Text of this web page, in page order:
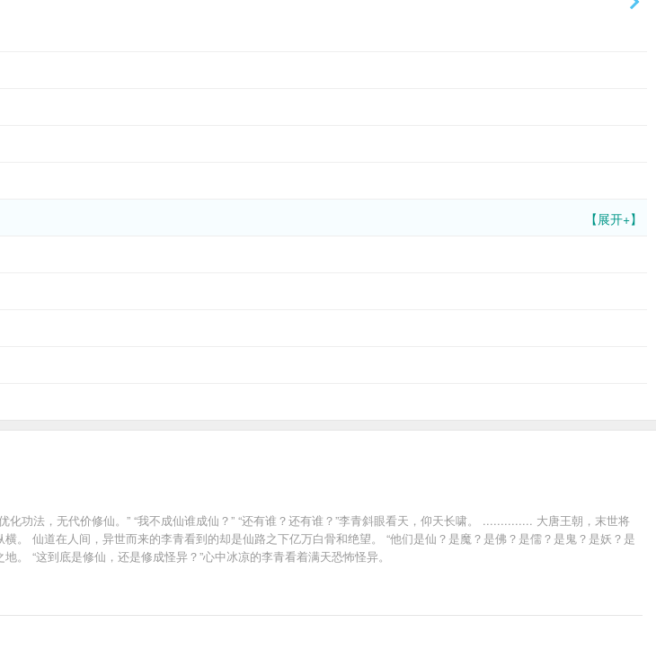
【展开+】
功法，无代价修仙。” “我不成仙谁成仙？” “还有谁？还有谁？”李青斜眼看天，仰天长啸。 .............. 大唐王朝，末世将
。 仙道在人间，异世而来的李青看到的却是仙路之下亿万白骨和绝望。 “他们是仙？是魔？是佛？是儒？是鬼？是妖？是
“这到底是修仙，还是修成怪异？”心中冰凉的李青看着满天恐怖怪异。